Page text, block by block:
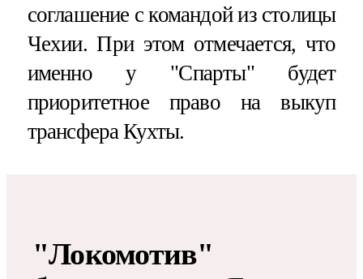
соглашение с командой из столицы
Чехии. При этом отмечается, что
именно у "Спарты" будет
приоритетное право на выкуп
трансфера Кухты.
"Локомотив"